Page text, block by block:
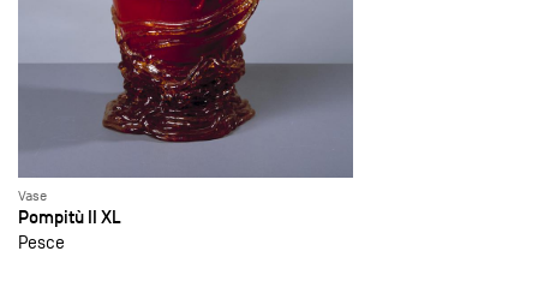
Vase
Pompitù II XL
Pesce